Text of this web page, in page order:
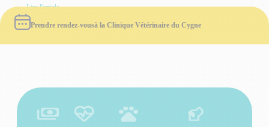
Prendre rendez-vousà la Clinique Vétérinaire du Cygne
Lire l'article